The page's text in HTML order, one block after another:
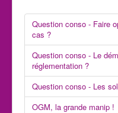
Question conso - Faire
cas ?
Question conso - Le
réglementation ?
Question conso - Les
OGM, la grande manip !